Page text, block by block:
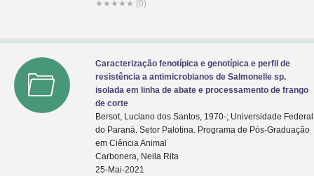
★ ★ ★ ★ ★ (0)
Caracterização fenotípica e genotípica e perfil de
resistência a antimicrobianos de Salmonelle sp.
isolada em linha de abate e processamento de frango
de corte
Bersot, Luciano dos Santos, 1970-; Universidade Federal
do Paraná. Setor Palotina. Programa de Pós-Graduação
em Ciência Animal
Carbonera, Neila Rita
25-Mai-2021